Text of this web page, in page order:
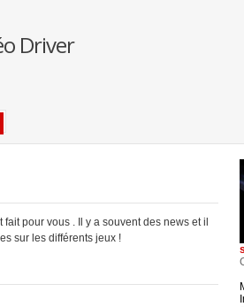
Driver
pour vous . Il y a souvent des news et il
sur les différents jeux !